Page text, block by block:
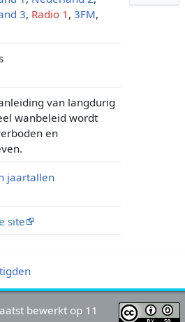
3, Radio 1 , 3FM,
van langdurig
wanbeleid wordt
en
jaartallen
site
bewerkt op 11